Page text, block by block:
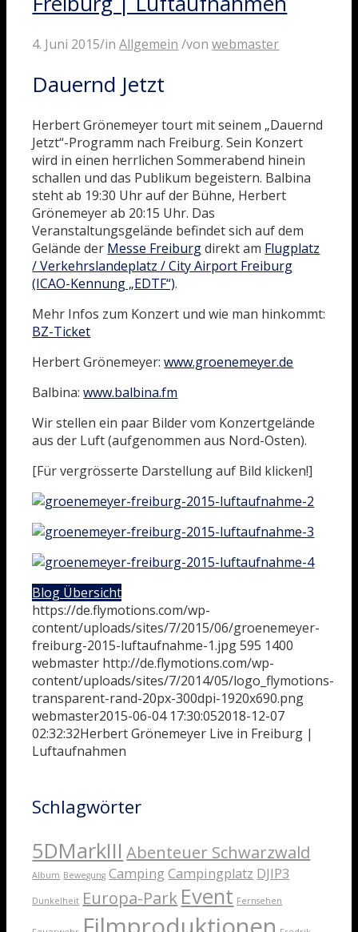
4. Juni 2015/inAllgemein /vonwebmaster
Dauernd Jetzt
Herbert Grönemeyer tourt mit seinem „Dauernd
Jetzt“-Programm nach Freiburg. Sein Konzert
wird in einen herrlichen Sommerabend hinein
schallen und das Publikum begeistern. Balbina
steht ab 19:30 Uhr auf der Bühne, Herbert
Grönemeyer ab 20:15 Uhr. Das
Veranstaltungsgelände befindet sich auf dem
Gelände der Messe Freiburgdirekt am Flugplatz
/ Verkehrslandeplatz / City Airport Freiburg
(ICAO-Kennung „EDTF“).
Mehr Infos zum Konzert und wie man hinkommt:
BZ-Ticket
Herbert Grönemeyer:www.groenemeyer.de
Balbina:www.balbina.fm
Wir stellen ein paar Bilder vom Konzertgelände
aus der Luft (aufgenommen aus Nord-Osten).
[Für vergrösserte Darstellung auf Bild klicken!]
Blog Übersicht
https://de.flymotions.com/wp-
content/uploads/sites/7/2015/06/groenemeyer-
freiburg-2015-luftaufnahme-1.jpg 595 1400
webmaster http://de.flymotions.com/wp-
content/uploads/sites/7/2014/05/logo_flymotions-
transparent-rand-20px-300dpi-1920x690.png
webmaster2015-06-04 17:30:052018-12-07
02:32:32Herbert Grönemeyer Live in Freiburg |
Luftaufnahmen
Schlagwörter
5DMarkIII Abenteuer Schwarzwald
Album Bewegung Camping Campingplatz DJIP3
Dunkelheit Europa-Park Event Fernsehen